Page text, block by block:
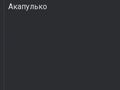
Акапулько